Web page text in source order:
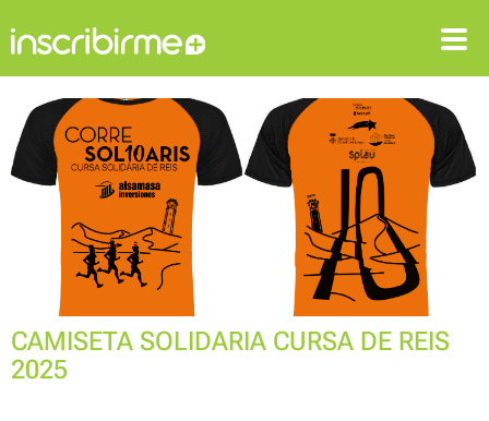
ENTRAR REGISTRAR-SE
CAMISETA SOLIDARIA CURSA DE REIS
2025